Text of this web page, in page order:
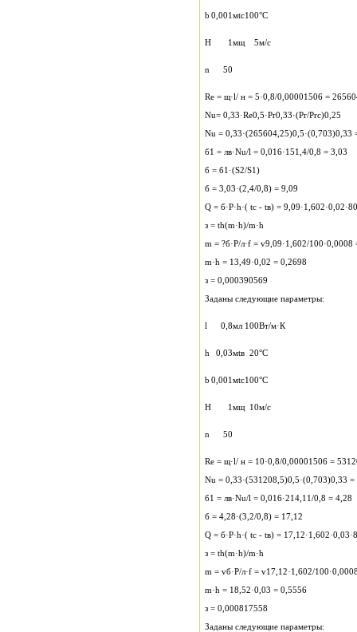
b 0,001мtс100°С
H 1мщ 5м/с
n 50
Re = щ·l/ н = 5·0,8/0,00001506 =
Nu= 0,33·Re0,5·Pr0,33·(Pr/Prс)0,25
Nu = 0,33·(265604,25)0,5·(0,703)0,33
б1 = лв·Nu/l = 0,016·151,4/0,8 = 3,03
б = б1·(S2/S1)
б = 3,03·(2,4/0,8) = 9,09
Q = б·P·h·( tс - tв) =
з = th(m·h)/m·h
m = ?б·P/л·f = v9,09·1,602/100·0,0008
m·h = 13,49·0,02 = 0,2698
з = 0,000390569
Заданы следующие параметры:
l 0,8мл 100Вт/м·К
h 0,03мtв 20°С
b 0,001мtс100°С
H 1мщ 10м/с
n 50
Re = щ·l/ н = 10·0,8/0,00001506 =
Nu = 0,33·(531208,5)0,5·(0,703)0,33 =
б1 = лв·Nu/l = 0,016·214,11/0,8 = 4,28
б = 4,28·(3,2/0,8) = 17,12
Q = б·P·h·( tс - tв) =
з = th(m·h)/m·h
m = vб·P/л·f = v17,12·1,602/
m·h = 18,52·0,03 = 0,5556
з = 0,000817558
Заданы следующие параметры: